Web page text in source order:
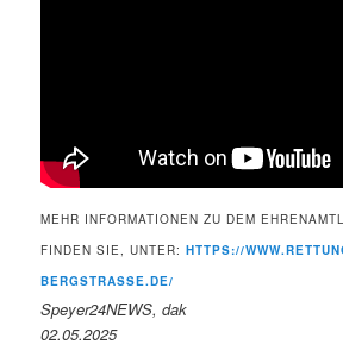
MEHR INFORMATIONEN ZU DEM
FINDEN SIE, UNTER:HTTPS://
BERGSTRASSE.DE/
Speyer24NEWS, dak
02.05.2025